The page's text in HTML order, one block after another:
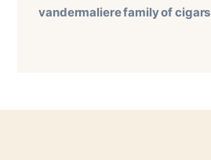
vandermaliere family of cigars